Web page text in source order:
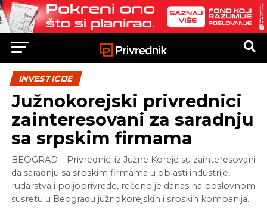
INVESTICIJE
Južnokorejski privrednici
zainteresovani za saradnju
sa srpskim firmama
BEOGRAD – Privrednici iz Južne Koreje su zainteresovani
da saradnju sa srpskim firmama u oblasti industrije,
rudarstva i poljoprivrede, rečeno je danas na poslovnom
susretu u Beogradu južnokorejskih i srpskih kompanija.